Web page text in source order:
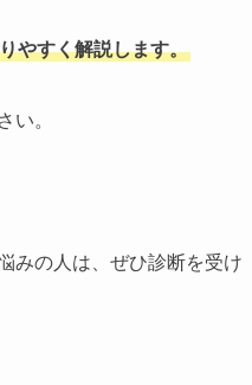
やすく解説します。
い。
みの人は、ぜひ診断を受け